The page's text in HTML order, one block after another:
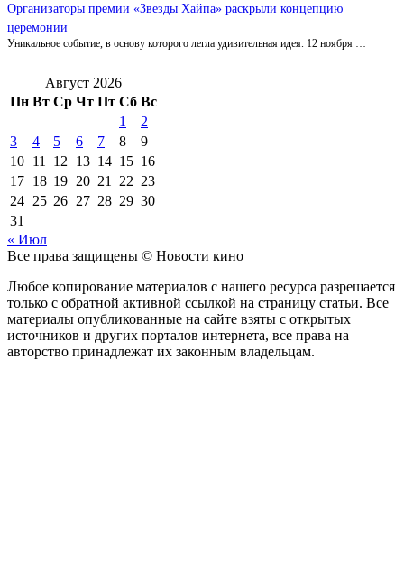
Организаторы премии «Звезды Хайпа» раскрыли концепцию
церемонии
Уникальное событие, в основу которого легла удивительная идея. 12 ноября …
Август 2026
Пн Вт Ср Чт Пт Сб Вс
1
2
3
4 5 6 7 8
9
10 11 12 13 14 15 16
17 18 19 20 21 22 23
24 25 26 27 28 29 30
31
« Июл
Все права защищены © Новости кино
Любое копирование материалов с нашего ресурса разрешается
только с обратной активной ссылкой на страницу статьи. Все
материалы опубликованные на сайте взяты с открытых
источников и других порталов интернета, все права на
авторство принадлежат их законным владельцам.